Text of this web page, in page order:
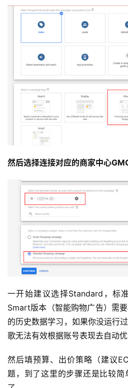
然后选择连接对应的商家中心
一开始建议选择Standard，标
Smart版本（智能购物广告）需
的历史数据学习，如果你没运行
歌无法有效根据账号表现去自动优
然后填预算、出价策略（建议
题，到了这里的步骤还是比较简